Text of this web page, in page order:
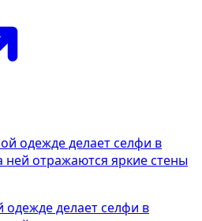
делает селфи в